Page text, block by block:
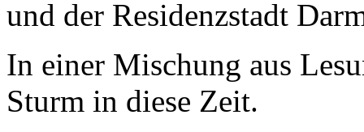
und der Residenzstadt
In einer Mischung aus
Sturm in diese Zeit.